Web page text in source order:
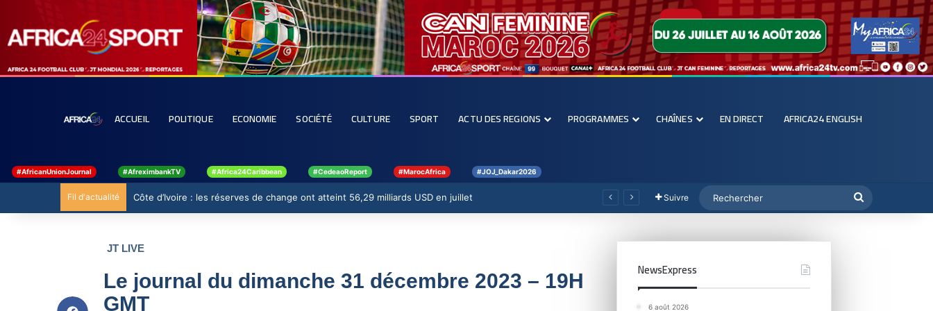
ACCUEIL POLITIQUE ECONOMIE SOCIÉTÉ CULTURE SPORT ACTU DES REGIONS PROGRAMMES CHAÎNES EN DIRECT AFRICA24 ENGLISH
#AfricanUnionJournal #AfreximbankTV #Africa24Caribbean #CedeaoReport #MarocAfrica #JOJ_Dakar2026
Fil d'actualité Côte d’Ivoire : les réserves de change ont atteint 56,29 milliards USD en juillet Suivre
JT LIVE
Le journal du dimanche 31 décembre 2023 – 19H
GMT
NewsExpress
6 août 2026